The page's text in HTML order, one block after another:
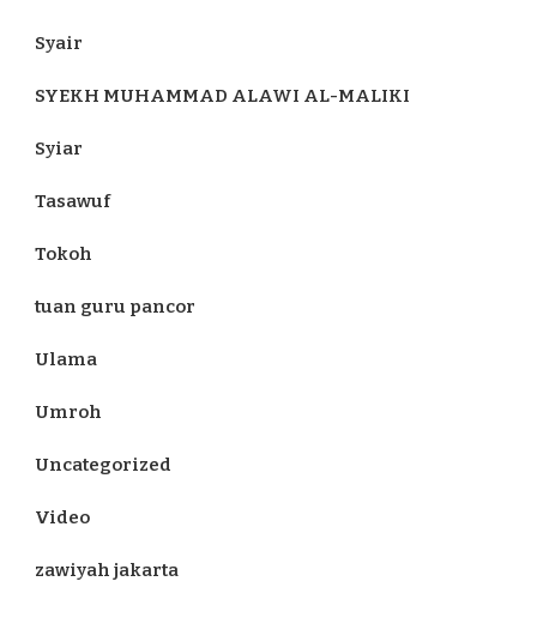
Syair
SYEKH MUHAMMAD ALAWI AL-MALIKI
Syiar
Tasawuf
Tokoh
tuan guru pancor
Ulama
Umroh
Uncategorized
Video
zawiyah jakarta